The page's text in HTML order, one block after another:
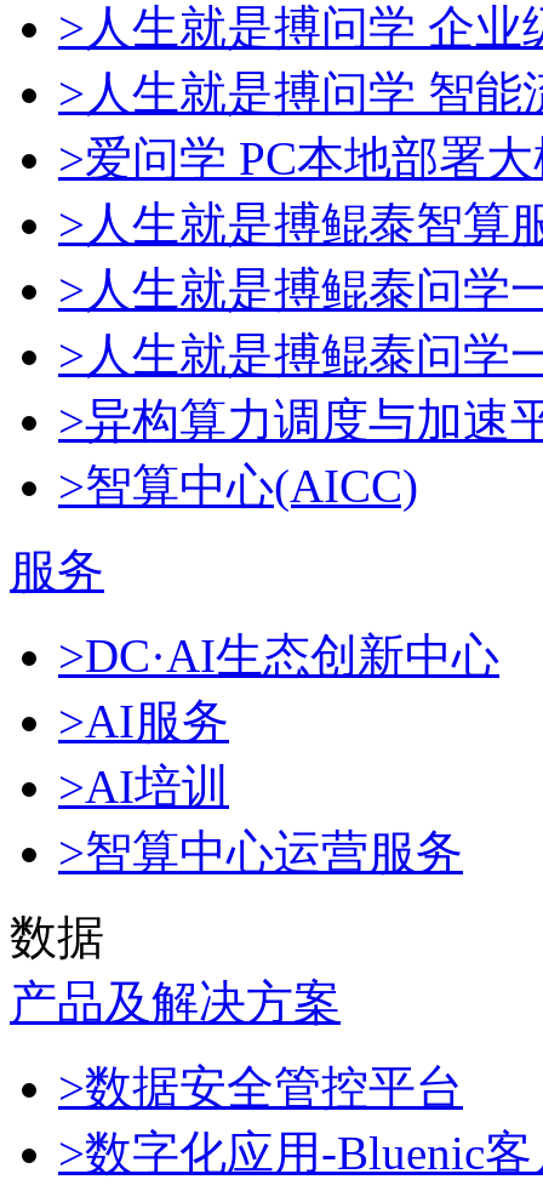
>人生就是搏问学 企业
>人生就是搏问学 智能
>爱问学 PC本地部署
>人生就是搏鲲泰智算
>人生就是搏鲲泰问学
>人生就是搏鲲泰问学
>异构算力调度与加速
>智算中心(AICC)
服务
>DC·AI生态创新中心
>AI服务
>AI培训
>智算中心运营服务
数据
产品及解决方案
>数据安全管控平台
>数字化应用-Bluenic